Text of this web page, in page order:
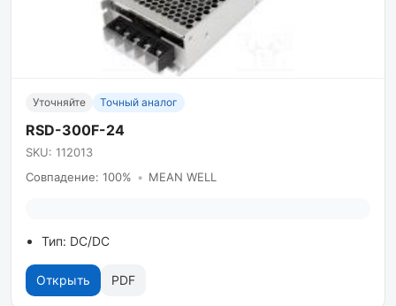
Уточняйте Точный аналог
RSD-300F-24
SKU: 112013
Совпадение: 100% • MEAN WELL
Тип: DC/DC
Открыть PDF